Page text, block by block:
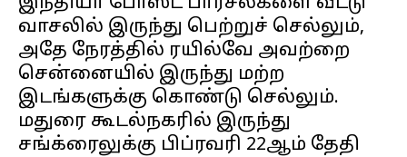
வாசலில் இருந்து பெற்றுச் செல்லும்,
அதே நேரத்தில் ரயில்வே அவற்றை
சென்னையில் இருந்து மற்ற
இடங்களுக்கு கொண்டு செல்லும்.
மதுரை கூடல்நகரில் இருந்து
சங்க்ரைலுக்கு பிப்ரவரி 22ஆம் தேதி